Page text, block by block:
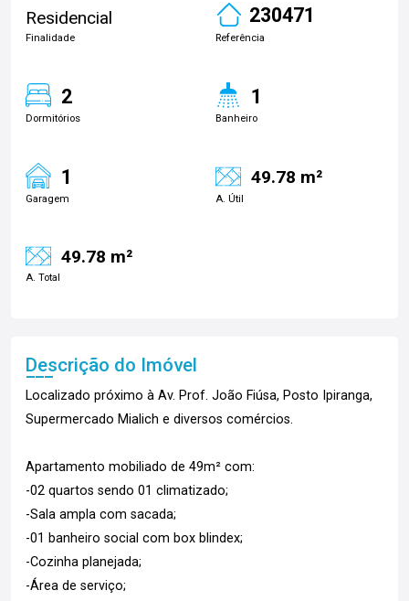
Residencial
Finalidade
230471
Referência
2
Dormitórios
1
Banheiro
1
Garagem
49.78 m²
A. Útil
49.78 m²
A. Total
Descrição do Imóvel
Localizado próximo à Av. Prof. João Fiúsa, Posto Ipiranga,
Supermercado Mialich e diversos comércios.
Apartamento mobiliado de 49m² com:
-02 quartos sendo 01 climatizado;
-Sala ampla com sacada;
-01 banheiro social com box blindex;
-Cozinha planejada;
-Área de serviço;